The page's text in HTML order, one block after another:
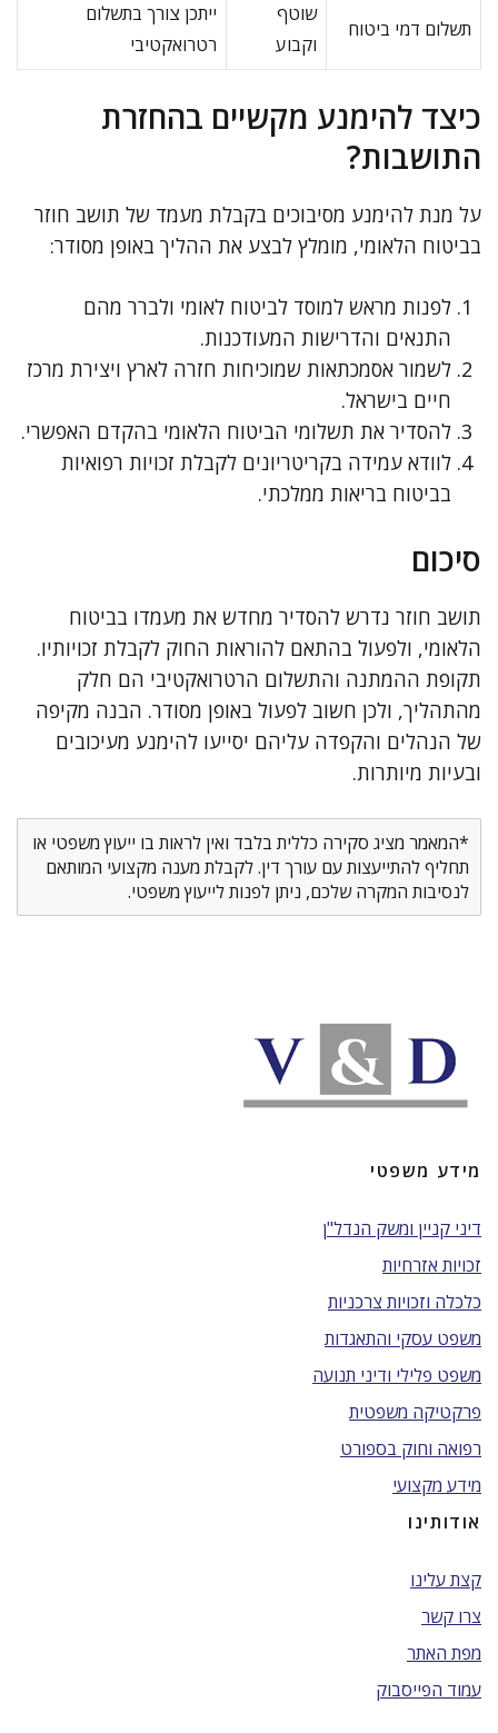
תשלום דמי ביטוח
שוטף
וקבוע
ייתכן צורך בתשלום
רטרואקטיבי
כיצד להימנע מקשיים בהחזרת
התושבות?
על מנת להימנע מסיבוכים בקבלת מעמד של תושב חוזר
בביטוח הלאומי, מומלץ לבצע את ההליך באופן מסודר:
לפנות מראש למוסד לביטוח לאומי ולברר מהם
התנאים והדרישות המעודכנות.
לשמור אסמכתאות שמוכיחות חזרה לארץ ויצירת מרכז
חיים בישראל.
להסדיר את תשלומי הביטוח הלאומי בהקדם האפשרי.
לוודא עמידה בקריטריונים לקבלת זכויות רפואיות
בביטוח בריאות ממלכתי.
סיכום
תושב חוזר נדרש להסדיר מחדש את מעמדו בביטוח
הלאומי, ולפעול בהתאם להוראות החוק לקבלת זכויותיו.
תקופת ההמתנה והתשלום הרטרואקטיבי הם חלק
מהתהליך, ולכן חשוב לפעול באופן מסודר. הבנה מקיפה
של הנהלים והקפדה עליהם יסייעו להימנע מעיכובים
ובעיות מיותרות.
*המאמר מציג סקירה כללית בלבד ואין לראות בו ייעוץ משפטי או
תחליף להתייעצות עם עורך דין. לקבלת מענה מקצועי המותאם
לנסיבות המקרה שלכם, ניתן לפנות לייעוץ משפטי.
מידע משפטי
דיני קניין ומשק הנדל"ן
זכויות אזרחיות
כלכלה וזכויות צרכניות
משפט עסקי והתאגדות
משפט פלילי ודיני תנועה
פרקטיקה משפטית
רפואה וחוק בספורט
מידע מקצועי
אודותינו
קצת עלינו
צרו קשר
מפת האתר
עמוד הפייסבוק